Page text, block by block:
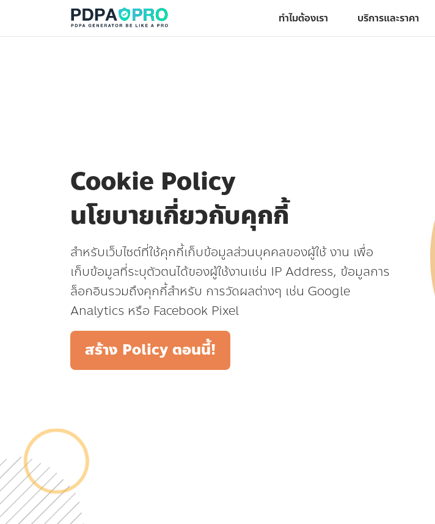
pdpa logo ทำไมต้องเรา บริการและราคา
Cookie Policy
นโยบายเกี่ยวกับคุกกี้
สำหรับเว็บไซต์ที่ใช้คุกกี้เก็บข้อมูลส่วนบุคคลของผู้ใช้ งาน เพื่อ
เก็บข้อมูลที่ระบุตัวตนได้ของผู้ใช้งานเช่น IP Address, ข้อมูลการ
ล็อกอินรวมถึงคุกกี้สำหรับ การวัดผลต่างๆ เช่น Google
Analytics หรือ Facebook Pixel
สร้าง Policy ตอนนี้!